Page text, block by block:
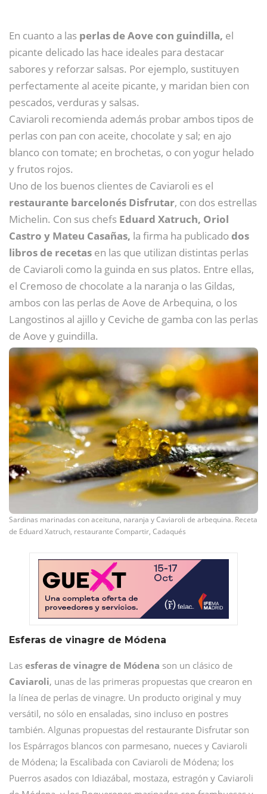
En cuanto a las perlas de Aove con guindilla, el
picante delicado las hace ideales para destacar
sabores y reforzar salsas. Por ejemplo, sustituyen
perfectamente al aceite picante, y maridan bien con
pescados, verduras y salsas.
Caviaroli recomienda además probar ambos tipos de
perlas con pan con aceite, chocolate y sal; en ajo
blanco con tomate; en brochetas, o con yogur helado
y frutos rojos.
Uno de los buenos clientes de Caviaroli es el
restaurante barcelonés Disfrutar, con dos estrellas
Michelin. Con sus chefs Eduard Xatruch, Oriol
Castro y Mateu Casañas, la firma ha publicado dos
libros de recetas en las que utilizan distintas perlas
de Caviaroli como la guinda en sus platos. Entre ellas,
el Cremoso de chocolate a la naranja o las Gildas,
ambos con las perlas de Aove de Arbequina, o los
Langostinos al ajillo y Ceviche de gamba con las perlas
de Aove y guindilla.
Sardinas marinadas con aceituna, naranja y Caviaroli de arbequina. Receta
de Eduard Xatruch, restaurante Compartir, Cadaqués
Esferas de vinagre de Módena
Las esferas de vinagre de Módena son un clásico de
Caviaroli, unas de las primeras propuestas que crearon en
la línea de perlas de vinagre. Un producto original y muy
versátil, no sólo en ensaladas, sino incluso en postres
también. Algunas propuestas del restaurante Disfrutar son
los Espárragos blancos con parmesano, nueces y Caviaroli
de Módena; la Escalibada con Caviaroli de Módena; los
Puerros asados con Idiazábal, mostaza, estragón y Caviaroli